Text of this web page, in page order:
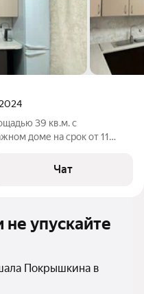
39 кв.м. с
доме на срок от 11
Чат
не упускайте
Покрышкина в